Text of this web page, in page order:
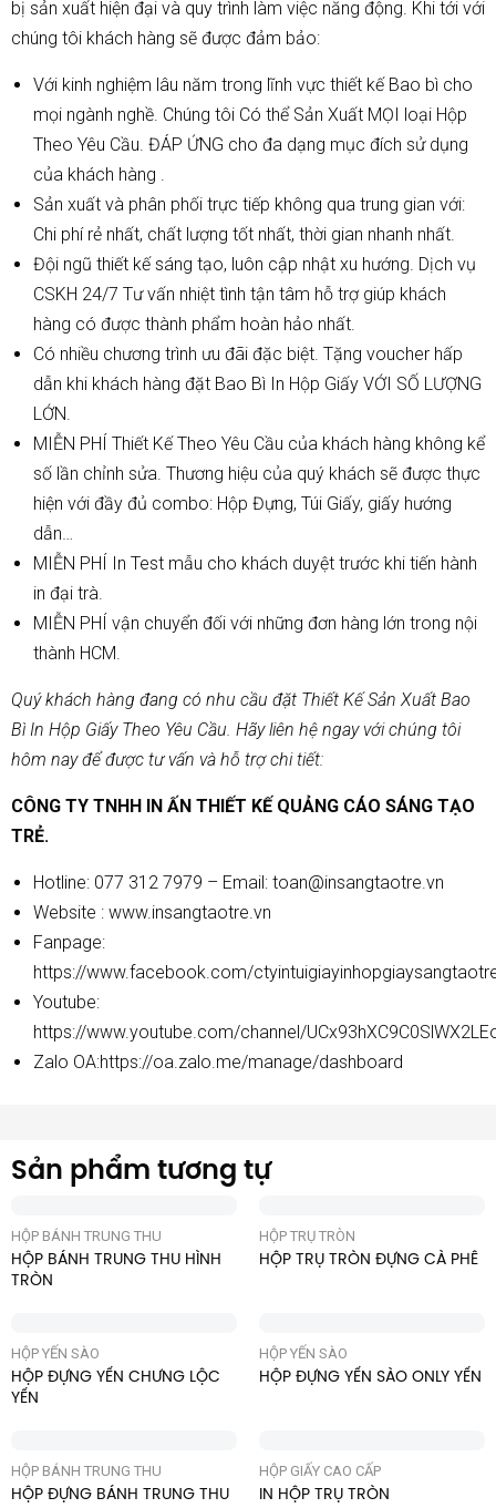
bị sản xuất hiện đại và quy trình làm việc năng động. Khi tới với
chúng tôi khách hàng sẽ được đảm bảo:
Với kinh nghiệm lâu năm trong lĩnh vực thiết kế Bao bì cho
mọi ngành nghề. Chúng tôi Có thể Sản Xuất MỌI loại Hộp
Theo Yêu Cầu. ĐÁP ỨNG cho đa dạng mục đích sử dụng
của khách hàng .
Sản xuất và phân phối trực tiếp không qua trung gian với:
Chi phí rẻ nhất, chất lượng tốt nhất, thời gian nhanh nhất.
Đội ngũ thiết kế sáng tạo, luôn cập nhật xu hướng. Dịch vụ
CSKH 24/7 Tư vấn nhiệt tình tận tâm hỗ trợ giúp khách
hàng có được thành phẩm hoàn hảo nhất.
Có nhiều chương trình ưu đãi đặc biệt. Tặng voucher hấp
dẫn khi khách hàng đặt Bao Bì In Hộp Giấy VỚI SỐ LƯỢNG
LỚN.
MIỄN PHÍ Thiết Kế Theo Yêu Cầu của khách hàng không kể
số lần chỉnh sửa. Thương hiệu của quý khách sẽ được thực
hiện với đầy đủ combo: Hộp Đựng, Túi Giấy, giấy hướng
dẫn…
MIỄN PHÍ In Test mẫu cho khách duyệt trước khi tiến hành
in đại trà.
MIỄN PHÍ vận chuyển đối với những đơn hàng lớn trong nội
thành HCM.
Quý khách hàng đang có nhu cầu đặt Thiết Kế Sản Xuất Bao
Bì In Hộp Giấy Theo Yêu Cầu. Hãy liên hệ ngay với chúng tôi
hôm nay để được tư vấn và hỗ trợ chi tiết:
CÔNG TY TNHH IN ẤN THIẾT KẾ QUẢNG CÁO SÁNG TẠO
TRẺ.
Hotline: 077 312 7979 – Email: toan@insangtaotre.vn
Website : www.insangtaotre.vn
Fanpage:
https://www.facebook.com/
Youtube:
https://www.youtube.com/channel/
Zalo OA:https://oa.zalo.me/manage/dashboard
Sản phẩm tương tự
HỘP BÁNH TRUNG THU
HỘP BÁNH TRUNG THU HÌNH
TRÒN
HỘP TRỤ TRÒN
HỘP TRỤ TRÒN ĐỰNG CÀ PHÊ
HỘP YẾN SÀO
HỘP ĐỰNG YẾN CHƯNG LỘC
YẾN
HỘP YẾN SÀO
HỘP ĐỰNG YẾN SÀO ONLY YẾN
HỘP BÁNH TRUNG THU
HỘP ĐỰNG BÁNH TRUNG THU
HỘP GIẤY CAO CẤP
IN HỘP TRỤ TRÒN